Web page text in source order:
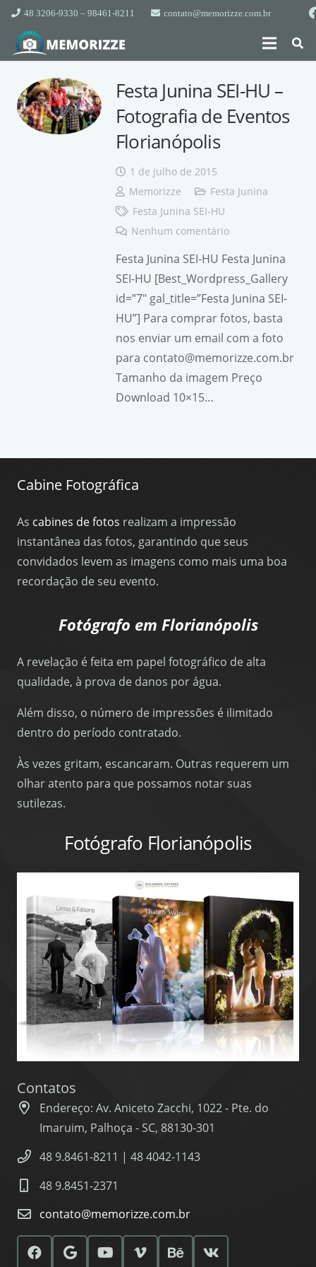
48 3206-9330 – 98461-8211 contato@memorizze.com.br
Festa Junina SEI-HU –
Fotografia de Eventos
Florianópolis
1 de julho de 2015
Memorizze
Festa Junina
Festa Junina SEI-HU
Nenhum comentário
Festa Junina SEI-HU Festa Junina
SEI-HU [Best_Wordpress_Gallery
id=”7″ gal_title=”Festa Junina SEI-
HU”] Para comprar fotos, basta
nos enviar um email com a foto
para contato@memorizze.com.br
Tamanho da imagem Preço
Download 10×15…
Cabine Fotográfica
As cabines de fotos realizam a impressão
instantânea das fotos, garantindo que seus
convidados levem as imagens como mais uma boa
recordação de seu evento.
Fotógrafo em Florianópolis
A revelação é feita em papel fotográfico de alta
qualidade, à prova de danos por água.
Além disso, o número de impressões é ilimitado
dentro do período contratado.
Às vezes gritam, escancaram. Outras requerem um
olhar atento para que possamos notar suas
sutilezas.
Fotógrafo Florianópolis
Contatos
Endereço: Av. Aniceto Zacchi, 1022 - Pte. do
Imaruim, Palhoça - SC, 88130-301
48 9.8461-8211 | 48 4042-1143
48 9.8451-2371
contato@memorizze.com.br